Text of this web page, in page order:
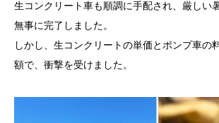
生コンクリート車も順調に手配され、厳しい
無事に完了しました。
しかし、生コンクリートの単価とポンプ車の
額で、衝撃を受けました。